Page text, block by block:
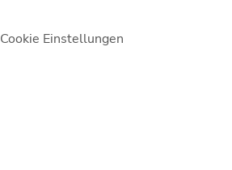
Cookie Einstellungen